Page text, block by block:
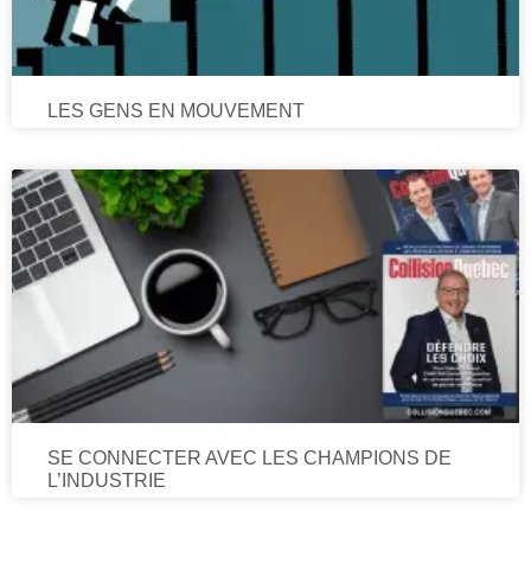
LES GENS EN MOUVEMENT
SE CONNECTER AVEC LES CHAMPIONS DE
L’INDUSTRIE